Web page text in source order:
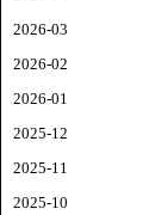
2026-03
2026-02
2026-01
2025-12
2025-11
2025-10